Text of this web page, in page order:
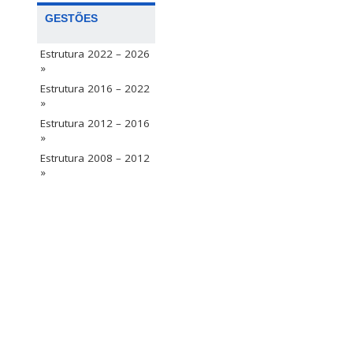
GESTÕES
Estrutura 2022 – 2026
»
Estrutura 2016 – 2022
»
Estrutura 2012 – 2016
»
Estrutura 2008 – 2012
»